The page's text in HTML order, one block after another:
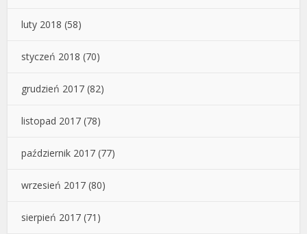
luty 2018 (58)
styczeń 2018 (70)
grudzień 2017 (82)
listopad 2017 (78)
październik 2017 (77)
wrzesień 2017 (80)
sierpień 2017 (71)